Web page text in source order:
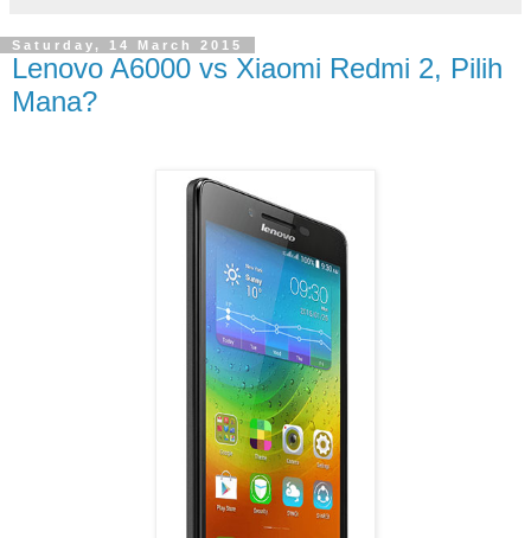
Saturday, 14 March 2015
Lenovo A6000 vs Xiaomi Redmi 2, Pilih
Mana?